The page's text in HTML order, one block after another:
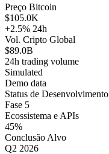
Preço Bitcoin
$105.0K
+2.5% 24h
Vol. Cripto Global
$89.0B
24h trading volume
Simulated
Demo data
Status de Desenvolvimento
Fase 5
Ecossistema e APIs
45%
Conclusão Alvo
Q2 2026